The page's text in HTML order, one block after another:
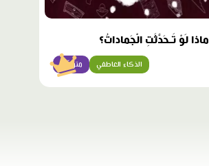
ماذا لَوْ تَـحَدَّثَتِ الْجَماداتُ؟
متوسّط الذكاء العاطفي